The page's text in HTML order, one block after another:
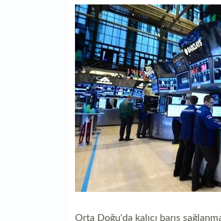
Orta Doğu'da kalıcı barış